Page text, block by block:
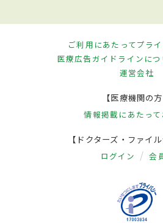
ご利用にあたってプラ
医療広告ガイドラインにつ
運営会社
【医療機関の方
情報掲載にあたって
【ドクターズ・ファイ
ログイン 会